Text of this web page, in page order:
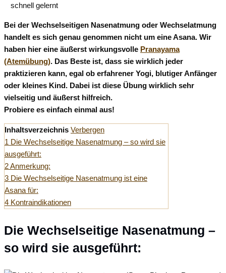
schnell gelernt
Bei der Wechselseitigen Nasenatmung oder Wechselatmung
handelt es sich genau genommen nicht um eine Asana. Wir
haben hier eine äußerst wirkungsvolle Pranayama
(Atemübung). Das Beste ist, dass sie wirklich jeder
praktizieren kann, egal ob erfahrener Yogi, blutiger Anfänger
oder kleines Kind. Dabei ist diese Übung wirklich sehr
vielseitig und äußerst hilfreich.
Probiere es einfach einmal aus!
Inhaltsverzeichnis Verbergen
1 Die Wechselseitige Nasenatmung – so wird sie
ausgeführt:
2Anmerkung:
3 Die Wechselseitige Nasenatmung ist eine
Asana für:
4 Kontraindikationen
Die Wechselseitige Nasenatmung –
so wird sie ausgeführt: